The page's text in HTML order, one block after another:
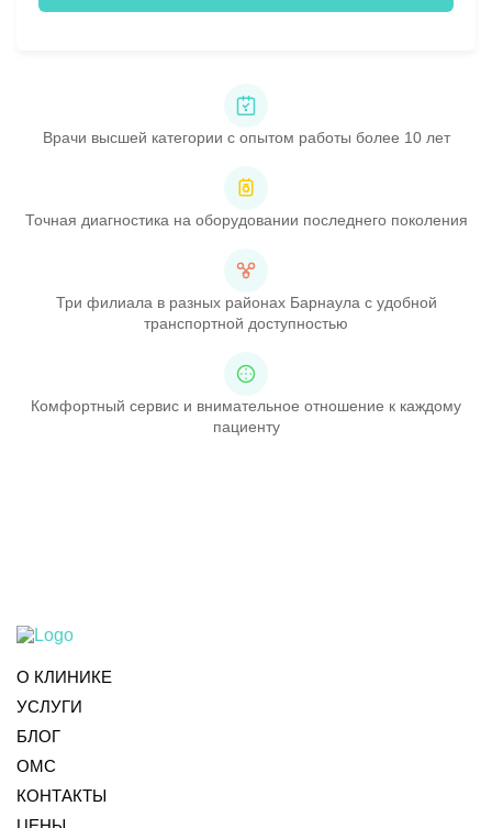
Врачи высшей категории с опытом работы более 10 лет
Точная диагностика на оборудовании последнего поколения
Три филиала в разных районах Барнаула с удобной
транспортной доступностью
Комфортный сервис и внимательное отношение к каждому
пациенту
О КЛИНИКЕ
УСЛУГИ
БЛОГ
ОМС
КОНТАКТЫ